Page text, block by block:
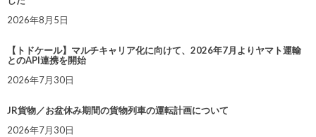
2026年8月5日
【トドケール】マルチキャリア化に向けて、2026年7月よりヤマト運輸
とのAPI連携を開始
2026年7月30日
JR貨物／お盆休み期間の貨物列車の運転計画について
2026年7月30日